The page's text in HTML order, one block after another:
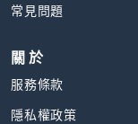
常見問題
關 於
服務條款
隱私權政策